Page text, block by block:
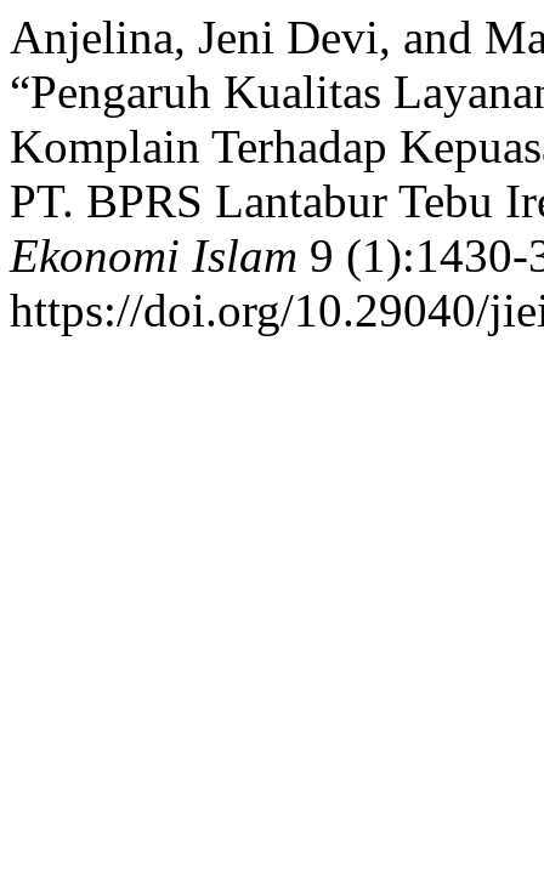
Anjelina, Jeni Devi, and
“Pengaruh Kualitas
Komplain Terhadap
PT. BPRS Lantabur Tebu
Ekonomi Islam 9 (1):1430-
https://doi.org/10.29040/